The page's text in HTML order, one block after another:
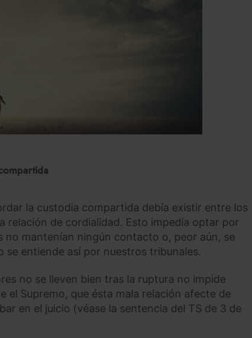
la custodia compartida debía existir entre los
relación de cordialidad. Esto impedía optar por
mantenían ningún contacto o, peor aún, se
se entiende así por nuestros tribunales.
no se lleven bien tras la ruptura no impide
Supremo, que ésta mala relación afecte de
en el juicio (véase la sentencia del TS de 3 de